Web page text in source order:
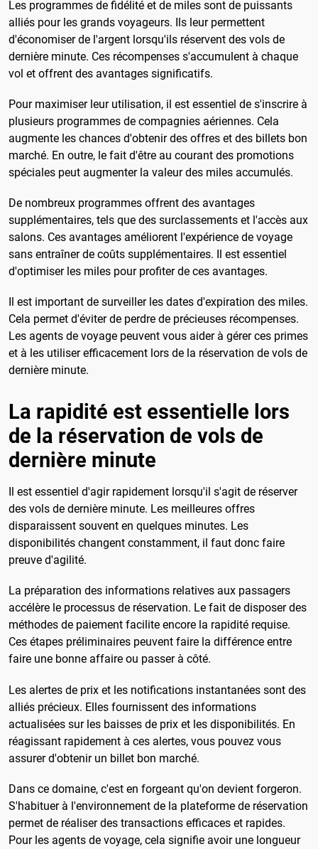
Les programmes de fidélité et de miles sont de puissants
alliés pour les grands voyageurs. Ils leur permettent
d'économiser de l'argent lorsqu'ils réservent des vols de
dernière minute. Ces récompenses s'accumulent à chaque
vol et offrent des avantages significatifs.
Pour maximiser leur utilisation, il est essentiel de s'inscrire à
plusieurs programmes de compagnies aériennes. Cela
augmente les chances d'obtenir des offres et des billets bon
marché. En outre, le fait d'être au courant des promotions
spéciales peut augmenter la valeur des miles accumulés.
De nombreux programmes offrent des avantages
supplémentaires, tels que des surclassements et l'accès aux
salons. Ces avantages améliorent l'expérience de voyage
sans entraîner de coûts supplémentaires. Il est essentiel
d'optimiser les miles pour profiter de ces avantages.
Il est important de surveiller les dates d'expiration des miles.
Cela permet d'éviter de perdre de précieuses récompenses.
Les agents de voyage peuvent vous aider à gérer ces primes
et à les utiliser efficacement lors de la réservation de vols de
dernière minute.
La rapidité est essentielle lors
de la réservation de vols de
dernière minute
Il est essentiel d'agir rapidement lorsqu'il s'agit de réserver
des vols de dernière minute. Les meilleures offres
disparaissent souvent en quelques minutes. Les
disponibilités changent constamment, il faut donc faire
preuve d'agilité.
La préparation des informations relatives aux passagers
accélère le processus de réservation. Le fait de disposer des
méthodes de paiement facilite encore la rapidité requise.
Ces étapes préliminaires peuvent faire la différence entre
faire une bonne affaire ou passer à côté.
Les alertes de prix et les notifications instantanées sont des
alliés précieux. Elles fournissent des informations
actualisées sur les baisses de prix et les disponibilités. En
réagissant rapidement à ces alertes, vous pouvez vous
assurer d'obtenir un billet bon marché.
Dans ce domaine, c'est en forgeant qu'on devient forgeron.
S'habituer à l'environnement de la plateforme de réservation
permet de réaliser des transactions efficaces et rapides.
Pour les agents de voyage, cela signifie avoir une longueur